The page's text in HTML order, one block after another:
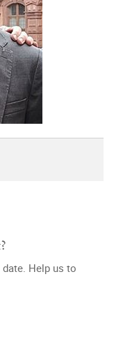
Help us to